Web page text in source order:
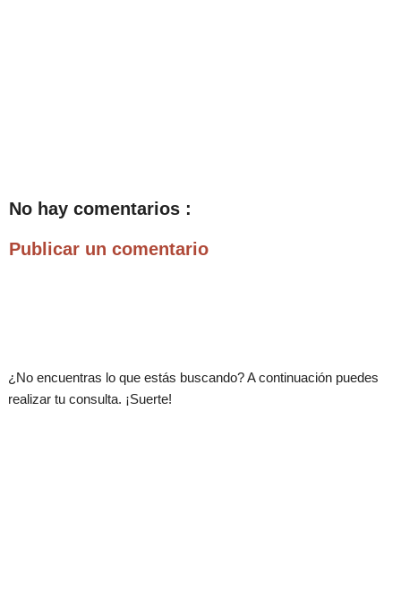
No hay comentarios :
Publicar un comentario
¿No encuentras lo que estás buscando? A continuación puedes
realizar tu consulta. ¡Suerte!